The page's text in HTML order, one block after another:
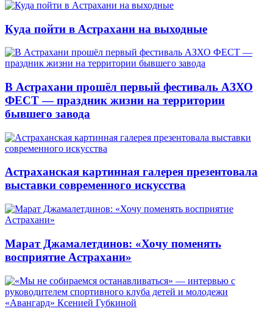
Куда пойти в Астрахани на выходные
В Астрахани прошёл первый фестиваль АЗХО
ФЕСТ — праздник жизни на территории
бывшего завода
Астраханская картинная галерея презентовала
выставки современного искусства
Марат Джамалетдинов: «Хочу поменять
восприятие Астрахани»